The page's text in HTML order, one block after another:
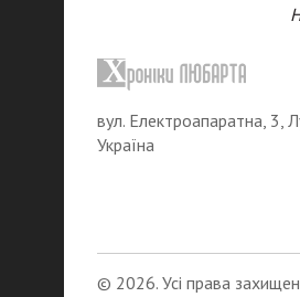
вул. Електроапаратна, 3,
Україна
© 2026. Усі права